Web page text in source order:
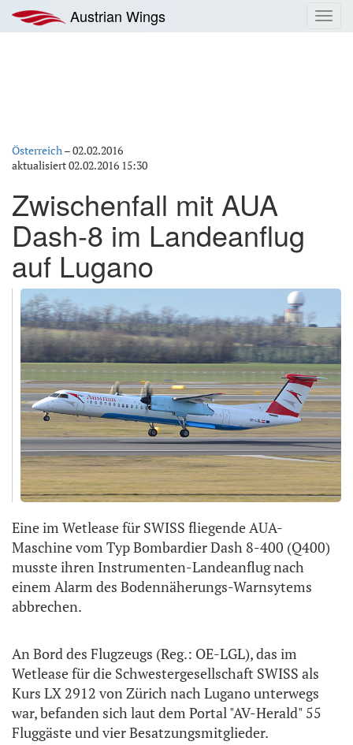
Inhalt
springen
Austrian Wings
Österreich–02.02.2016
aktualisiert02.02.2016 15:30
Zwischenfall mit AUA
Dash-8 im Landeanflug
auf Lugano
Eine im Wetlease für SWISS fliegende AUA-
Maschine vom Typ Bombardier Dash 8-400 (Q400)
musste ihren Instrumenten-Landeanflug nach
einem Alarm des Bodennäherungs-Warnsytems
abbrechen.
An Bord des Flugzeugs (Reg.: OE-LGL), das im
Wetlease für die Schwestergesellschaft SWISS als
Kurs LX 2912 von Zürich nach Lugano unterwegs
war, befanden sich laut dem Portal "AV-Herald" 55
Fluggäste und vier Besatzungsmitglieder.